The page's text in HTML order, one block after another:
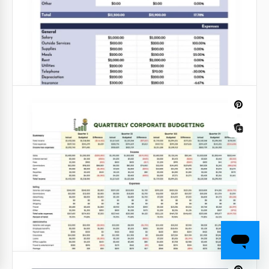
Budget financier
Prenez soin de vos finances avec notre modèle de
budget. Il a un joli design comprenant de
nombreuses couleurs pâles différentes.
Google Slides